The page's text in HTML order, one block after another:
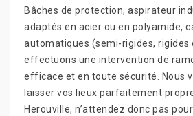
Bâches de protection, aspirateur
adaptés en acier ou en polyamide,
automatiques (semi-rigides, rigides
effectuons une intervention de
efficace et en toute sécurité. Nous
laisser vos lieux parfaitement
Herouville, n’attendez donc pas